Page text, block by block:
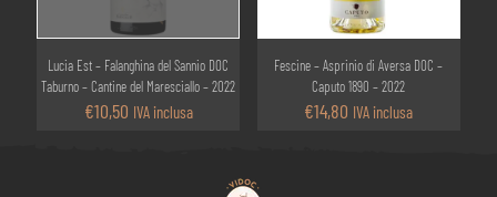
Lucia Est – Falanghina del Sannio DOC
Taburno – Cantine del Maresciallo – 2022
€10,50 IVA inclusa
Fescine – Asprinio di Aversa DOC –
Caputo 1890 – 2022
€14,80 IVA inclusa